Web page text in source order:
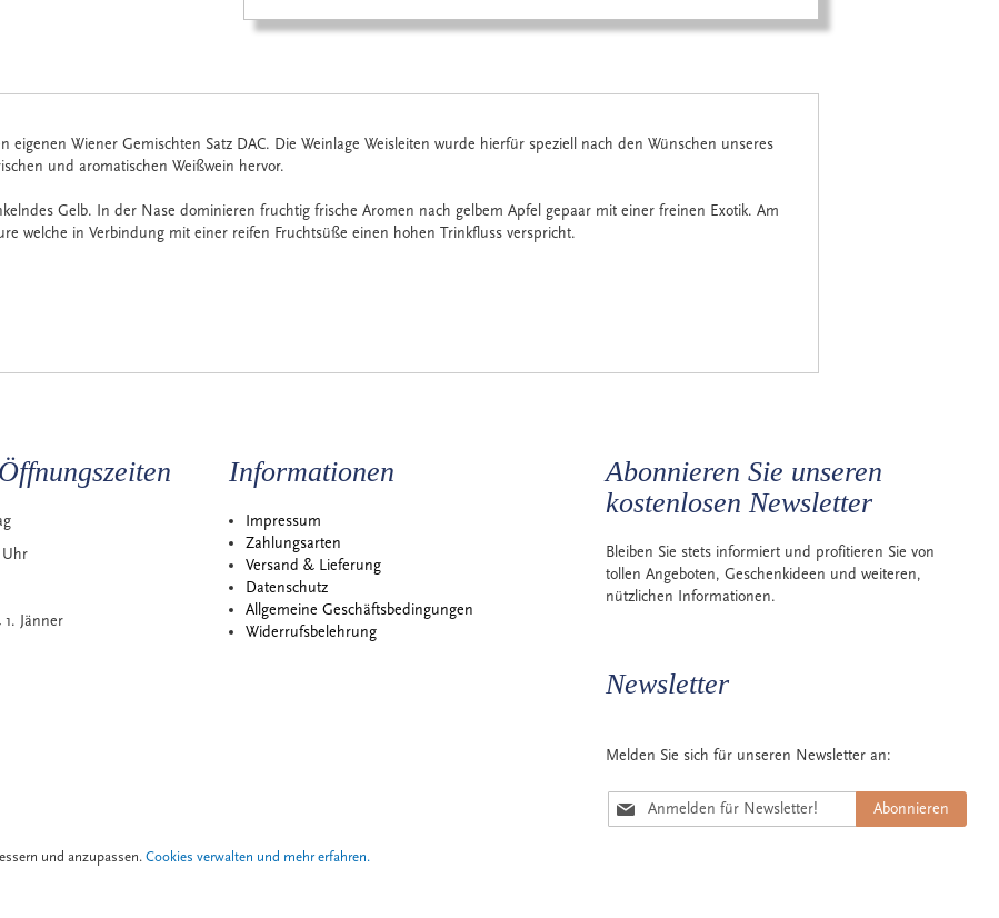
und anzupassen. Cookies verwalten und mehr erfahren.
eigenen Wiener Gemischten Satz DAC. Die Weinlage Weisleiten wurde hierfür speziell nach den Wünschen unseres
und aromatischen Weißwein hervor.
Gelb. In der Nase dominieren fruchtig frische Aromen nach gelbem Apfel gepaar mit einer freinen Exotik. Am
welche in Verbindung mit einer reifen Fruchtsüße einen hohen Trinkfluss verspricht.
Uhr
Jänner
Informationen
Impressum
Zahlungsarten
Versand & Lieferung
Datenschutz
Allgemeine Geschäftsbedingungen
Widerrufsbelehrung
Abonnieren Sie unseren
kostenlosen Newsletter
Bleiben Sie stets informiert und profitieren Sie von
tollen Angeboten, Geschenkideen und weiteren,
nützlichen Informationen.
Newsletter
Melden Sie sich für unseren Newsletter an:
M
e
Abonnieren